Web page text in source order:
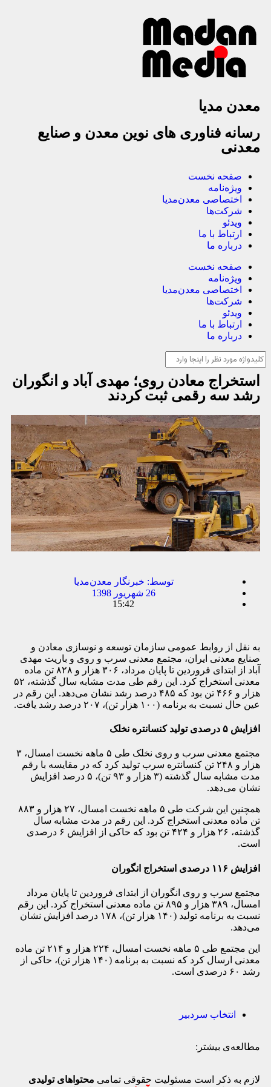
معدن مدیا
رسانه فناوری های نوین معدن و صنایع
معدنی
صفحه نخست
ویژه‌نامه
اختصاصی معدن‌مدیا
شرکت‌ها
ویدئو
ارتباط با ما
درباره ما
صفحه نخست
ویژه‌نامه
اختصاصی معدن‌مدیا
شرکت‌ها
ویدئو
ارتباط با ما
درباره ما
استخراج معادن روی؛ مهدی آباد و انگوران
رشد سه رقمی ثبت کردند
توسط: خبرنگار معدن‌مدیا
26 شهریور 1398
15:42
به نقل از روابط عمومی سازمان توسعه و نوسازی معادن و
صنایع معدنی ایران، مجتمع معدنی سرب و روی و باریت مهدی
آباد از ابتدای فروردین تا پایان مرداد، ۳۰۶ هزار و ۸۲۸ تن ماده
معدنی استخراج کرد. این رقم طی مدت مشابه سال گذشته، ۵۲
هزار و ۴۶۶ تن بود که ۴۸۵ درصد رشد نشان می‌دهد. این رقم در
عین حال نسبت به برنامه (۱۰۰ هزار تن)، ۲۰۷ درصد رشد یافت.
افزایش ۵ درصدی تولید کنسانتره نخلک
مجتمع معدنی سرب و روی نخلک طی ۵ ماهه نخست امسال، ۳
هزار و ۲۴۸ تن کنسانتره سرب تولید کرد که در مقایسه با رقم
مدت مشابه سال گذشته (۳ هزار و ۹۳ تن)، ۵ درصد افزایش
نشان می‌دهد.
همچنین این شرکت طی ۵ ماهه نخست امسال، ۲۷ هزار و ۸۸۳
تن ماده معدنی استخراج کرد. این رقم در مدت مشابه سال
گذشته، ۲۶ هزار و ۴۲۴ تن بود که حاکی از افزایش ۶ درصدی
است.
افزایش ۱۱۶ درصدی استخراج انگوران
مجتمع سرب و روی انگوران از ابتدای فروردین تا پایان مرداد
امسال، ۳۸۹ هزار و ۸۹۵ تن ماده معدنی استخراج کرد. این رقم
نسبت به برنامه تولید (۱۴۰ هزار تن)، ۱۷۸ درصد افزایش نشان
می‌دهد.
این مجتمع طی ۵ ماهه نخست امسال، ۲۲۴ هزار و ۲۱۴ تن ماده
معدنی ارسال کرد که نسبت به برنامه (۱۴۰ هزار تن)، حاکی از
رشد ۶۰ درصدی است.
انتخاب سردبیر
مطالعه‌ی بیشتر:
لازم به ذکر است مسئولیت حقوقی تمامی محتواهای تولیدی